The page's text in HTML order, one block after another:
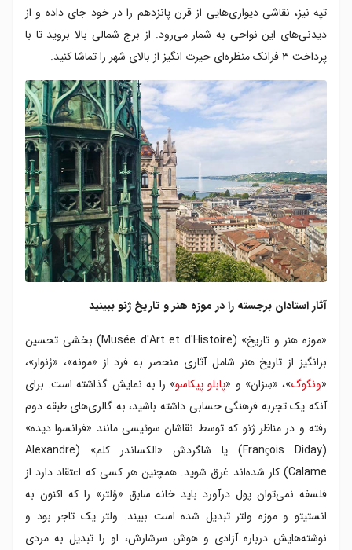
تپه نیز، نقاشی دیواری‌هایی از قرن پانزدهم را در خود جای داده و از
دیدنی‌های این نواحی به شمار می‌رود. از برج شمالی بالا بروید تا با
پرداخت ۳ فرانک منظره‌ای حیرت انگیز از بالای شهر را تماشا کنید.
آثار استادان برجسته را در موزه هنر و تاریخ ژنو ببینید
«موزه هنر و تاریخ» (Musée d'Art et d'Histoire) بخشی تحسین
برانگیز از تاریخ هنر شامل آثاری منحصر به فرد از «مونه»، «رُنوار»،
«ونگوگ»، «سِزان» و «پابلو پیکاسو» را به نمایش گذاشته است. برای
آنکه یک تجربه فرهنگی حسابی داشته باشید، به گالری‌های طبقه دوم
رفته و در مناظر ژنو که توسط نقاشان سوئیسی مانند «فرانسوا دیده»
(François Diday) یا شاگردش «الکساندر کلم» (Alexandre
Calame) کار شده‌اند غرق شوید. همچنین هر کسی که اعتقاد دارد از
فلسفه نمی‌توان پول درآورد باید خانه سابق «وُلتر» را که اکنون به
انستیتو و موزه ولتر تبدیل شده است ببیند. ولتر یک تاجر بود و
نوشته‌هایش درباره آزادی و هوش سرشارش، او را تبدیل به مردی